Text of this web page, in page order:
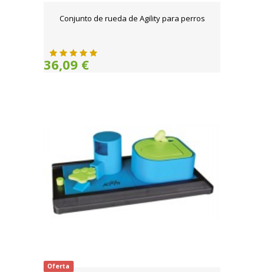
Conjunto de rueda de Agility para perros
36,09 €
Oferta